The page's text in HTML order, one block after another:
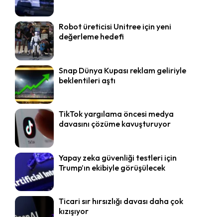
Robot üreticisi Unitree için yeni
değerleme hedefi
Snap Dünya Kupası reklam geliriyle
beklentileri aştı
TikTok yargılama öncesi medya
davasını çözüme kavuşturuyor
Yapay zeka güvenliği testleri için
Trump’ın ekibiyle görüşülecek
Ticari sır hırsızlığı davası daha çok
kızışıyor